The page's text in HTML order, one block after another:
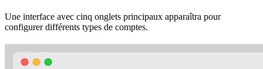
Une interface avec cinq onglets principaux apparaîtra pour
configurer différents types de comptes.